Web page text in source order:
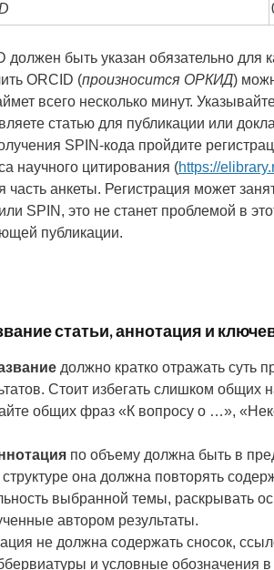
должен быть указан обязательно для
ORCID (произносится ОРКИД)
всего несколько минут.
статью для публикации или
SPIN-кода пройдите
научного цитирования (https://
часть анкеты. Регистрация может
SPIN, это не станет проблемой в
публикации.
статьи, аннотация и
должно кратко отражать суть
Стоит избегать слишком
общих фраз «К вопросу о …»,
по объему должна быть в
она должна повторять
выбранной темы, раскрывать
автором результаты.
не должна содержать сносок,
и условные обозначения в